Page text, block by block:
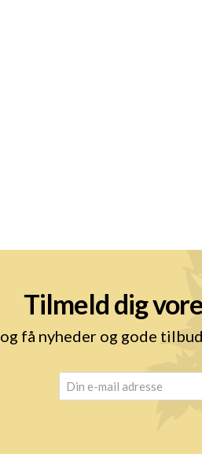
Tilmeld dig
og få nyheder og gode